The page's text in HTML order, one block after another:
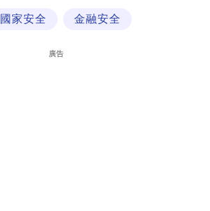
國家安全 金融安全
廣告